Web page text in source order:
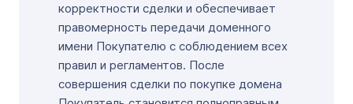
корректности сделки и обеспечивает
правомерность передачи доменного
имени Покупателю с соблюдением всех
правил и регламентов. После
совершения сделки по покупке домена